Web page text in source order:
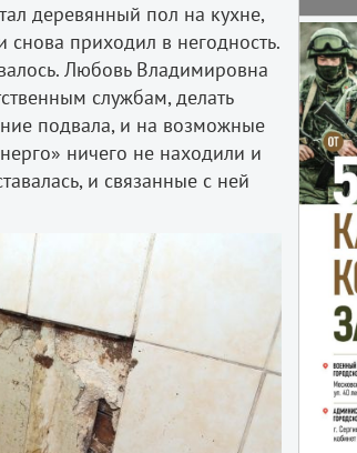
деревянный пол на кухне,
приходил в негодность.
Любовь Владимировна
службам, делать
подвала, и на возможные
ничего не находили и
и связанные с ней